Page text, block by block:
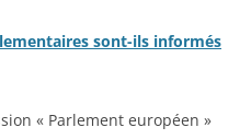
sont-ils informés
« Parlement européen »